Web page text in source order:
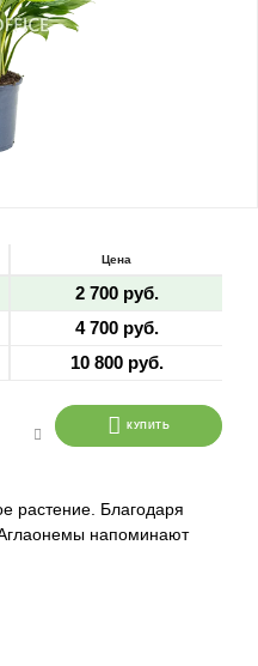
Цена
2 700 руб.
4 700 руб.
10 800 руб.
КУПИТЬ
растение. Благодаря
напоминают